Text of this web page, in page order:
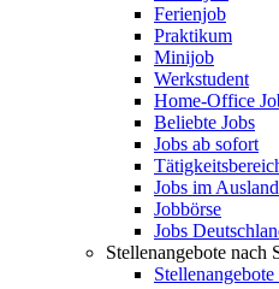
Ferienjob
Praktikum
Minijob
Werkstudent
Home-Office
Beliebte Jobs
Jobs ab sofort
Jobs im Ausland
Jobbörse
Jobs
Stellenangebote nach